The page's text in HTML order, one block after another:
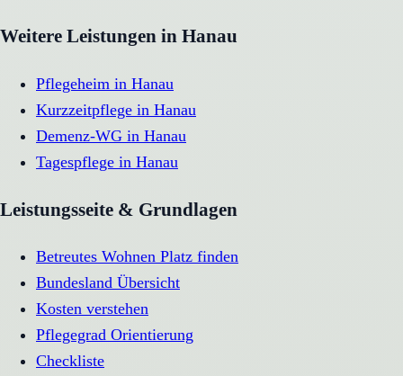
Weitere Leistungen in Hanau
Pflegeheim in Hanau
Kurzzeitpflege in Hanau
Demenz-WG in Hanau
Tagespflege in Hanau
Leistungsseite & Grundlagen
Betreutes Wohnen Platz finden
Bundesland Übersicht
Kosten verstehen
Pflegegrad Orientierung
Checkliste